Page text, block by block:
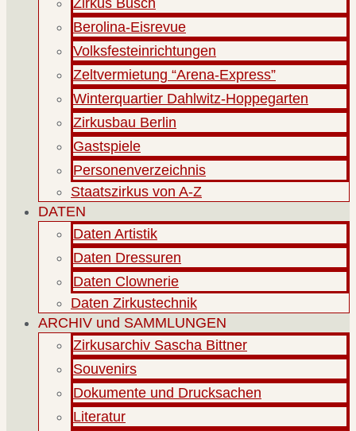
Berolina-Eisrevue
Volksfesteinrichtungen
Zeltvermietung “Arena-Express”
Winterquartier Dahlwitz-Hoppegarten
Zirkusbau Berlin
Gastspiele
Personenverzeichnis
Staatszirkus von A-Z
DATEN
Daten Artistik
Daten Dressuren
Daten Clownerie
Daten Zirkustechnik
ARCHIV und SAMMLUNGEN
Zirkusarchiv Sascha Bittner
Souvenirs
Dokumente und Drucksachen
Literatur